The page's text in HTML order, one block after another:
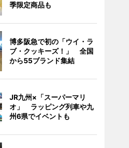
季限定商品も
博多阪急で初の「ウイ・ラ
ブ・クッキーズ！」 全国
から55ブランド集結
JR九州×「スーパーマリ
オ」 ラッピング列車や九
州6県でイベントも